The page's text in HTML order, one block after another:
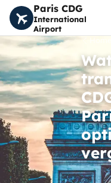
Paris CDG
International
Airport